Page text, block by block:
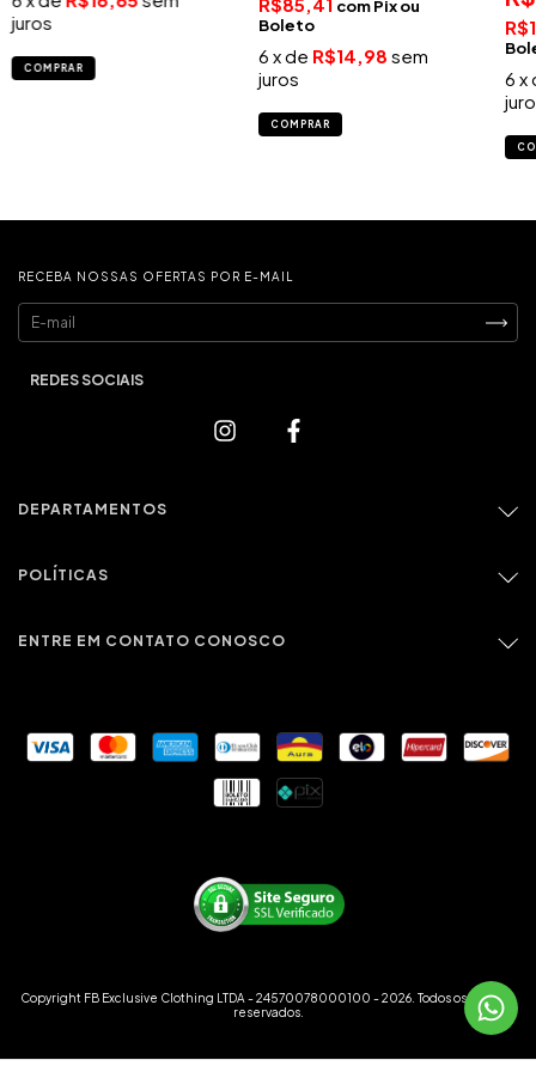
juros
COMPRAR
com Pix
6 x de R$14,98 sem
juros
COMPRAR
6 x
RECEBA NOSSAS OFERTAS POR E-MAIL
DEPARTAMENTOS
POLÍTICAS
ENTRE EM CONTATO CONOSCO
Copyright FB Exclusive Clothing LTDA - 24570078000100 - 2026. Todos os direitos
reservados.